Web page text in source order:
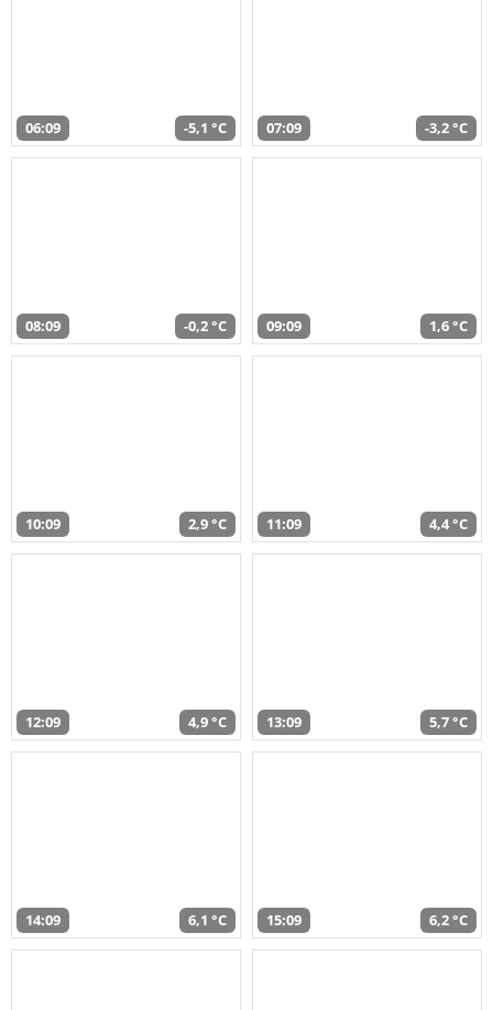
06:09 -5,1 °C 07:09 -3,2 °C
08:09 -0,2 °C 09:09 1,6 °C
10:09 2,9 °C 11:09 4,4 °C
12:09 4,9 °C 13:09 5,7 °C
14:09 6,1 °C 15:09 6,2 °C